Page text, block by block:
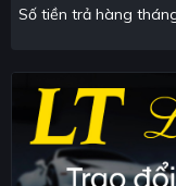
Số tiền trả hàng